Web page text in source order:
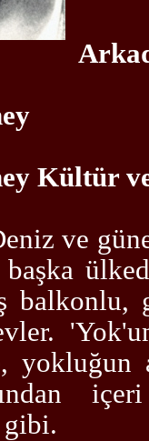
Kültür
ve
balkonlu,
gibi.